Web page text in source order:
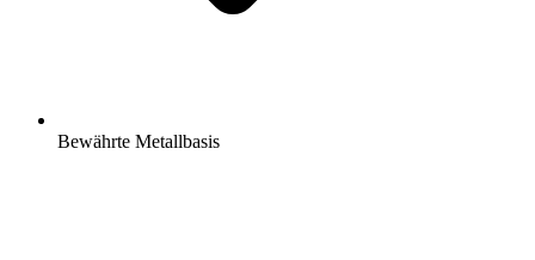
Bewährte Metallbasis